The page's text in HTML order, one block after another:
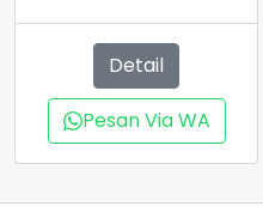
adalah:
Rp6.300.000.
Detail
Pesan Via WA